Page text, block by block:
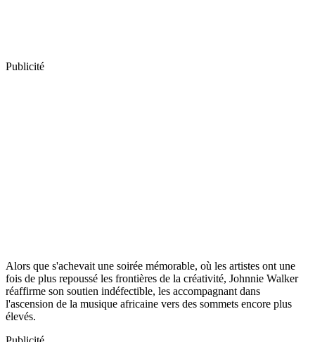
Publicité
Alors que s'achevait une soirée mémorable, où les artistes ont une
fois de plus repoussé les frontières de la créativité, Johnnie Walker
réaffirme son soutien indéfectible, les accompagnant dans
l'ascension de la musique africaine vers des sommets encore plus
élevés.